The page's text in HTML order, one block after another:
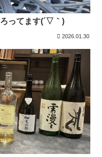
ってます(´▽｀)
2026.01.30